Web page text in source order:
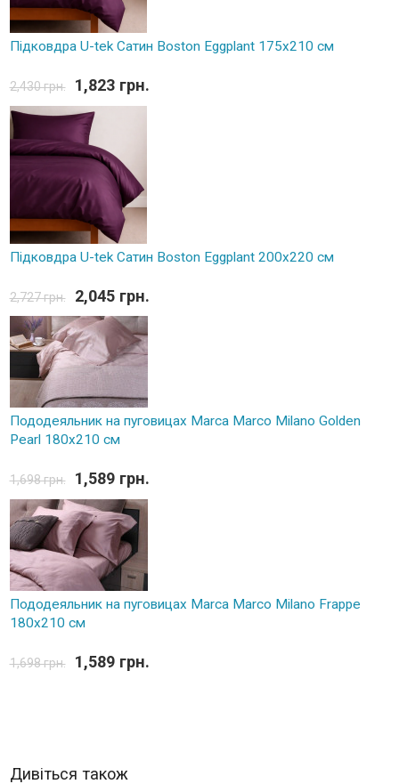
Підковдра U-tek Сатин Boston Eggplant 175х210 см
2,430 грн. 1,823 грн.
Підковдра U-tek Сатин Boston Eggplant 200х220 см
2,727 грн. 2,045 грн.
Пододеяльник на пуговицах Marca Marco Milano Golden
Pearl 180х210 см
1,698 грн. 1,589 грн.
Пододеяльник на пуговицах Marca Marco Milano Frappe
180х210 см
1,698 грн. 1,589 грн.
Дивіться також